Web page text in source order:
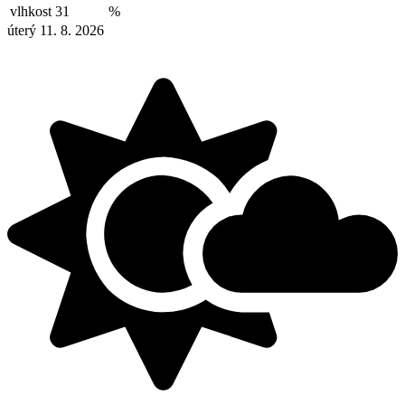
vlhkost 31
%
úterý 11. 8. 2026